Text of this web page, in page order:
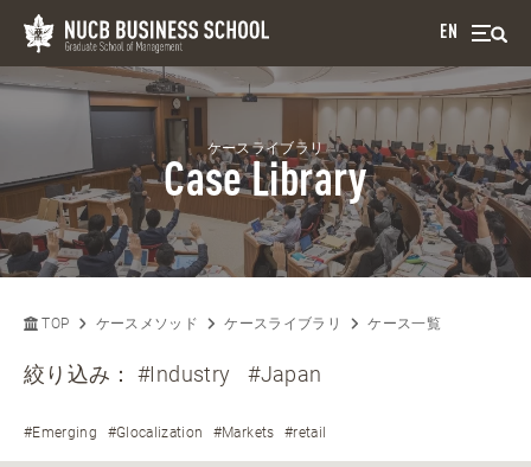
EN
ケースライブラリ
Case Library
TOP ケースメソッド ケースライブラリ ケース一覧
絞り込み：#Industry #Japan
#Emerging #Glocalization #Markets #retail